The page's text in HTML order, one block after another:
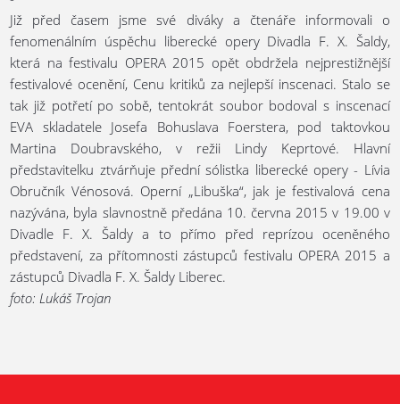
Již před časem jsme své diváky a čtenáře informovali o
fenomenálním úspěchu liberecké opery Divadla F. X. Šaldy,
která na festivalu OPERA 2015 opět obdržela nejprestižnější
festivalové ocenění, Cenu kritiků za nejlepší inscenaci. Stalo se
tak již potřetí po sobě, tentokrát soubor bodoval s inscenací
EVA skladatele Josefa Bohuslava Foerstera, pod taktovkou
Martina Doubravského, v režii Lindy Keprtové. Hlavní
představitelku ztvárňuje přední sólistka liberecké opery - Lívia
Obručník Vénosová. Operní „Libuška“, jak je festivalová cena
nazývána, byla slavnostně předána 10. června 2015 v 19.00 v
Divadle F. X. Šaldy a to přímo před reprízou oceněného
představení, za přítomnosti zástupců festivalu OPERA 2015 a
zástupců Divadla F. X. Šaldy Liberec.
foto: Lukáš Trojan